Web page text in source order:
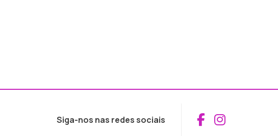
Siga-nos nas redes sociais Aceder ao
Aceder